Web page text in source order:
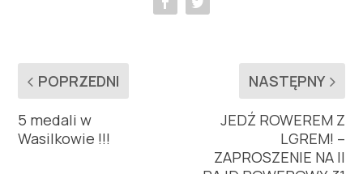
POPRZEDNI
5 medali w
Wasilkowie !!!
NASTĘPNY
JEDŹ ROWEREM Z
LGREM! –
ZAPROSZENIE NA II